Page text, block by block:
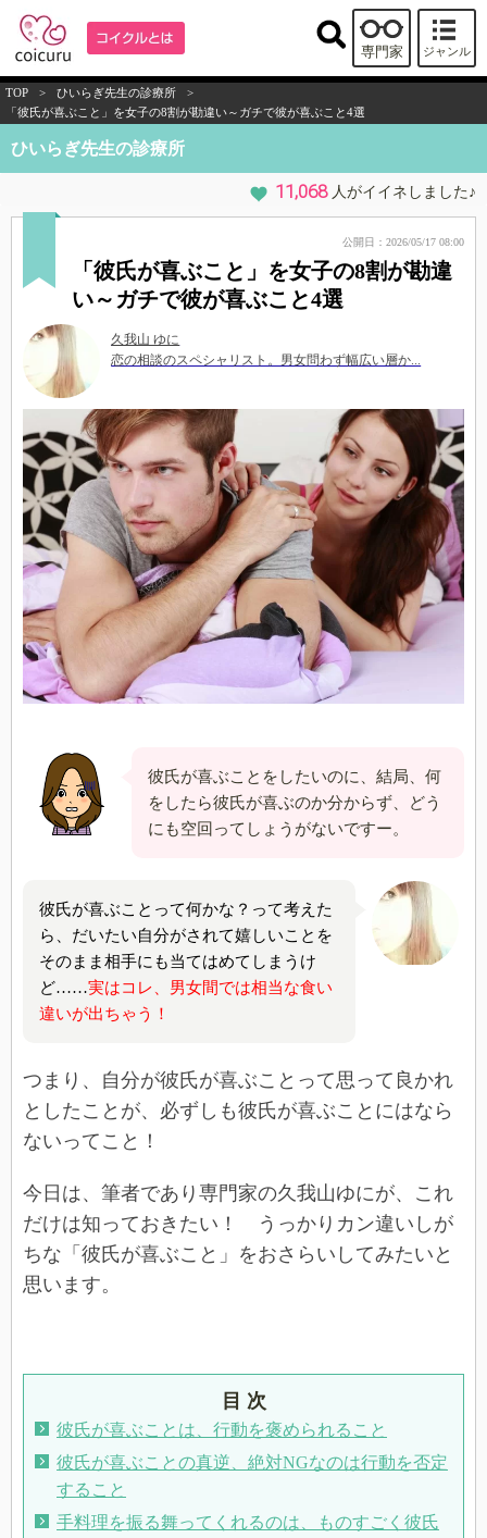
ジャンル
専門家
TOP > ひいらぎ先生の診療所
>
「彼氏が喜ぶこと」を女子の8割が勘違い～ガチで彼が喜ぶこと4選
ひいらぎ先生の診療所
11,068 人がイイネしました♪
公開日：2026/05/17 08:00
「彼氏が喜ぶこと」を女子の8割が勘違
い～ガチで彼が喜ぶこと4選
久我山 ゆに
恋の相談のスペシャリスト。男女問わず幅広い層か...
彼氏が喜ぶことをしたいのに、結局、何
をしたら彼氏が喜ぶのか分からず、どう
にも空回ってしょうがないですー。
彼氏が喜ぶことって何かな？って考えた
ら、だいたい自分がされて嬉しいことを
そのまま相手にも当てはめてしまうけ
ど……実はコレ、男女間では相当な食い
違いが出ちゃう！
つまり、自分が彼氏が喜ぶことって思って良かれ
としたことが、必ずしも彼氏が喜ぶことにはなら
ないってこと！
今日は、筆者であり専門家の久我山ゆにが、これ
だけは知っておきたい！ うっかりカン違いしが
ちな「彼氏が喜ぶこと」をおさらいしてみたいと
思います。
目 次
彼氏が喜ぶことは、行動を褒められること
彼氏が喜ぶことの真逆、絶対NGなのは行動を否定
すること
手料理を振る舞ってくれるのは、ものすごく彼氏